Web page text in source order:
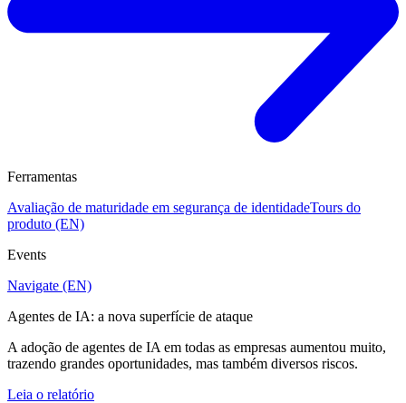
Ferramentas
Avaliação de maturidade em segurança de identidadeTours do
produto (EN)
Events
Navigate (EN)
Agentes de IA: a nova superfície de ataque
A adoção de agentes de IA em todas as empresas aumentou muito,
trazendo grandes oportunidades, mas também diversos riscos.
Leia o relatório